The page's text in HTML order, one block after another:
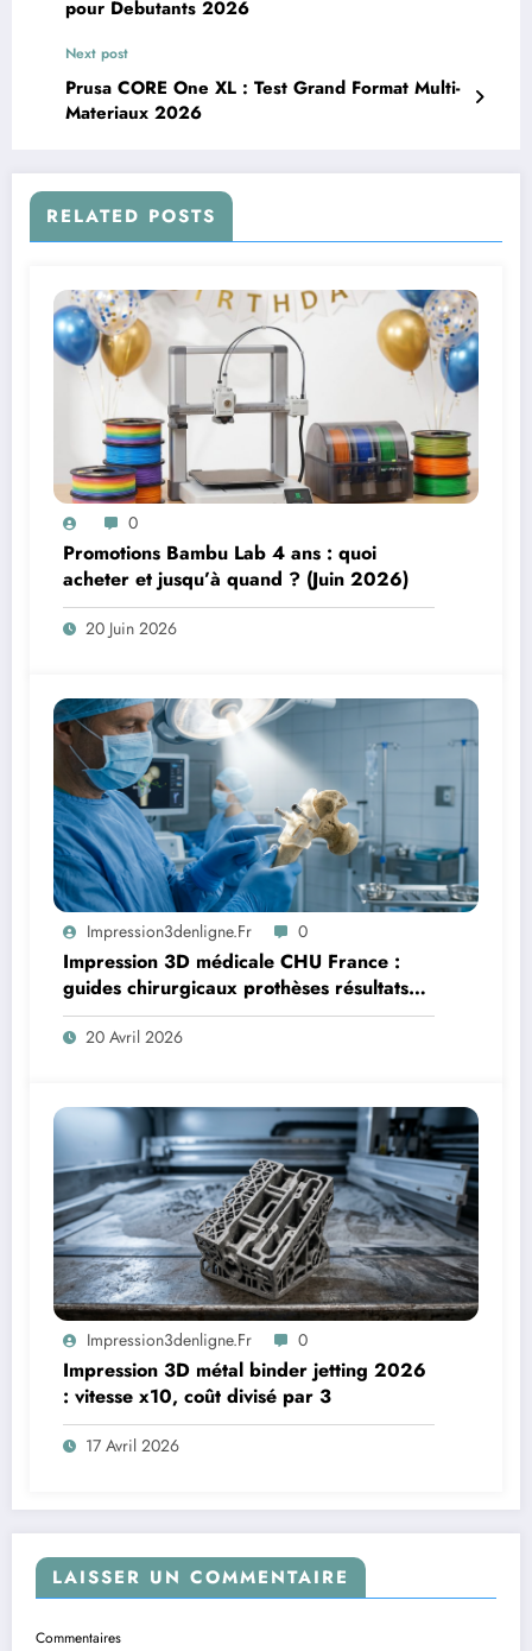
pour Debutants 2026
Next post
Prusa CORE One XL : Test Grand Format Multi-
Materiaux 2026
RELATED POSTS
0
Promotions Bambu Lab 4 ans : quoi
acheter et jusqu’à quand ? (Juin 2026)
20 Juin 2026
Impression3denligne.fr 0
Impression 3D médicale CHU France :
guides chirurgicaux prothèses résultats
2026
20 Avril 2026
Impression3denligne.fr 0
Impression 3D métal binder jetting 2026
: vitesse x10, coût divisé par 3
17 Avril 2026
LAISSER UN COMMENTAIRE
Commentaires